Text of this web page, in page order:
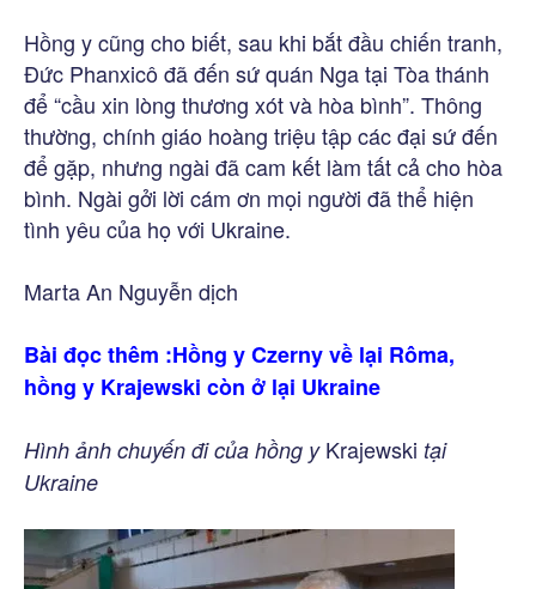
Hồng y cũng cho biết, sau khi bắt đầu chiến tranh,
Đức Phanxicô đã đến sứ quán Nga tại Tòa thánh
để “cầu xin lòng thương xót và hòa bình”. Thông
thường, chính giáo hoàng triệu tập các đại sứ đến
để gặp, nhưng ngài đã cam kết làm tất cả cho hòa
bình. Ngài gởi lời cám ơn mọi người đã thể hiện
tình yêu của họ với Ukraine.
Marta An Nguyễn dịch
Bài đọc thêm :Hồng y Czerny về lại Rôma,
hồng y Krajewski còn ở lại Ukraine
Hình ảnh chuyến đi của hồng y Krajewski tại
Ukraine